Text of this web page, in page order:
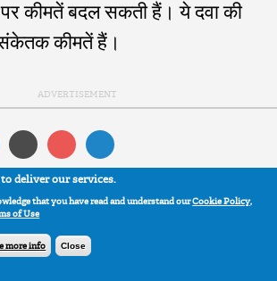
deliver our services.
that you have read and understand ourCookie Policy,
of Use
more info Close
कीमतें बदल सकती हैं। ये दवा की
कीमतें हैं।
Back to top ↑
Privacy Policy